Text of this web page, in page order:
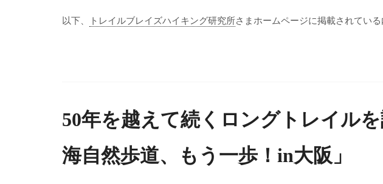
以下、 トレイルブレイズハイキング研究所さまホームページに掲載されてい
50年を越えて続くロングトレイル
海自然歩道、もう一歩！in大阪」